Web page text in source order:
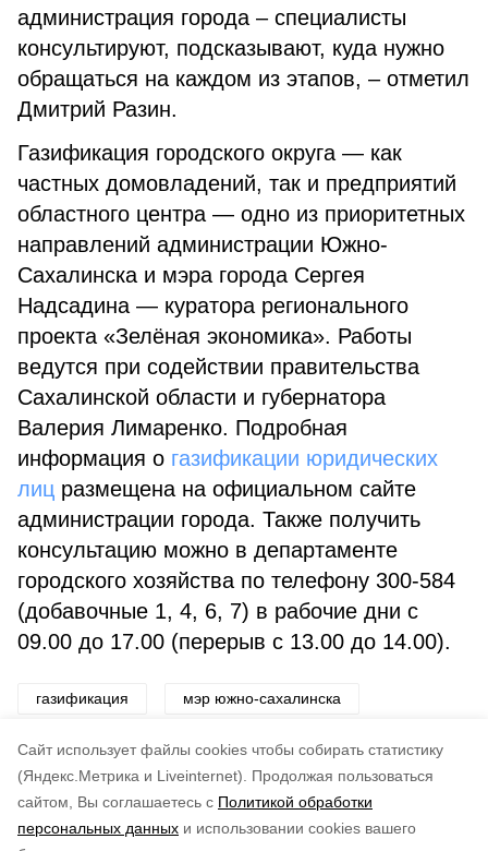
Cайт использует файлы cookies чтобы собирать статистику
(Яндекс.Метрика и Liveinternet).
Продолжая пользоваться
сайтом, Вы соглашаетесь с Политикой обработки
персональных данных и использовании cookies вашего
администрация города – специалисты
консультируют, подсказывают, куда нужно
обращаться на каждом из этапов, – отметил
Дмитрий Разин.
Газификация городского округа — как
частных домовладений, так и предприятий
областного центра — одно из приоритетных
направлений администрации Южно-
Сахалинска и мэра города Сергея
Надсадина — куратора регионального
проекта «Зелёная экономика». Работы
ведутся при содействии правительства
Сахалинской области и губернатора
Валерия Лимаренко. Подробная
информация о газификации юридических
лиц размещена на официальном сайте
администрации города. Также получить
консультацию можно в департаменте
городского хозяйства по телефону 300-584
(добавочные 1, 4, 6, 7) в рабочие дни с
09.00 до 17.00 (перерыв с 13.00 до 14.00).
газификация мэр южно-сахалинска
губернатор сахалинской области
по оценке